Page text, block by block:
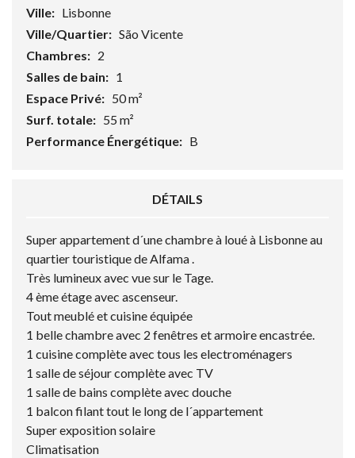
Ville: Lisbonne
Ville/Quartier: São Vicente
Chambres: 2
Salles de bain: 1
Espace Privé: 50 m²
Surf. totale: 55 m²
Performance Énergétique: B
DÉTAILS
Super appartement d´une chambre à loué à Lisbonne au
quartier touristique de Alfama .
Très lumineux avec vue sur le Tage.
4 ème étage avec ascenseur.
Tout meublé et cuisine équipée
1 belle chambre avec 2 fenêtres et armoire encastrée.
1 cuisine complète avec tous les electroménagers
1 salle de séjour complète avec TV
1 salle de bains complète avec douche
1 balcon filant tout le long de l´appartement
Super exposition solaire
Climatisation